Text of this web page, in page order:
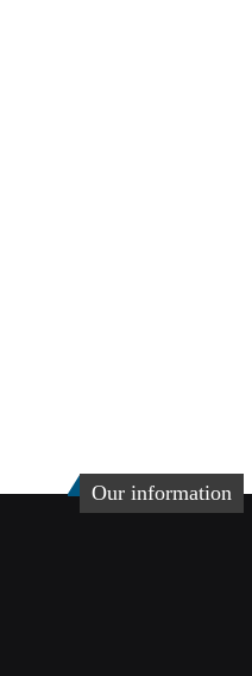
收
並
Our information